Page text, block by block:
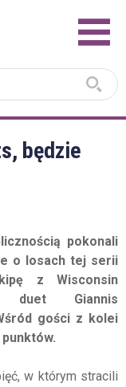
będzie
pokonali
o losach tej serii
z Wisconsin
duet Giannis
gości z kolei
w którym stracili